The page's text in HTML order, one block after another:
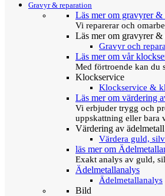
Gravyr & reparation
Läs mer om gravyrer &
Vi reparerar och
Läs mer om gravyrer &
Gravyr och
Läs mer om vår
Med förtroende kan du
Klockservice
Klockservice &
Läs mer om värdering
Vi erbjuder trygg och
uppskattning eller bara
Värdering av ädelmetall
Värdera guld,
läs mer om
Exakt analys av guld,
Ädelmetallanalys
Ädelmetallanalys
Bild